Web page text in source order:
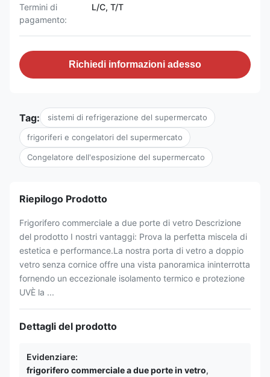
Termini di
pagamento:
L/C, T/T
Richiedi informazioni adesso
Tag: sistemi di refrigerazione del supermercato
frigoriferi e congelatori del supermercato
Congelatore dell'esposizione del supermercato
Riepilogo Prodotto
Frigorifero commerciale a due porte di vetro Descrizione
del prodotto I nostri vantaggi: Prova la perfetta miscela di
estetica e performance.La nostra porta di vetro a doppio
vetro senza cornice offre una vista panoramica ininterrotta
fornendo un eccezionale isolamento termico e protezione
UVÈ la ...
Dettagli del prodotto
Evidenziare:
frigorifero commerciale a due porte in vetro,